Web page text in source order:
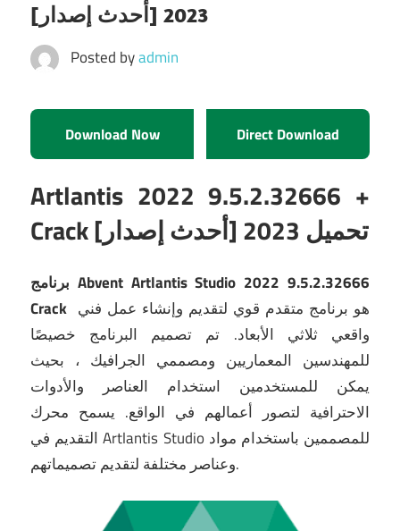
[أحدث إصدار] 2023
Posted byadmin
Download Now Direct Download
Artlantis 2022 9.5.2.32666 +
Crack [أحدث إصدار] تحميل 2023
برنامج Abvent Artlantis Studio 2022 9.5.2.32666
Crack
واقعي ثلاثي الأبعاد. تم تصميم البرنامج خصيصًا
للمهندسين المعماريين ومصممي الجرافيك ، بحيث
يمكن للمستخدمين استخدام العناصر والأدوات
الاحترافية لتصور أعمالهم في الواقع. يسمح محرك
التقديم في Artlantis Studio للمصممين باستخدام مواد
وعناصر مختلفة لتقديم تصميماتهم.